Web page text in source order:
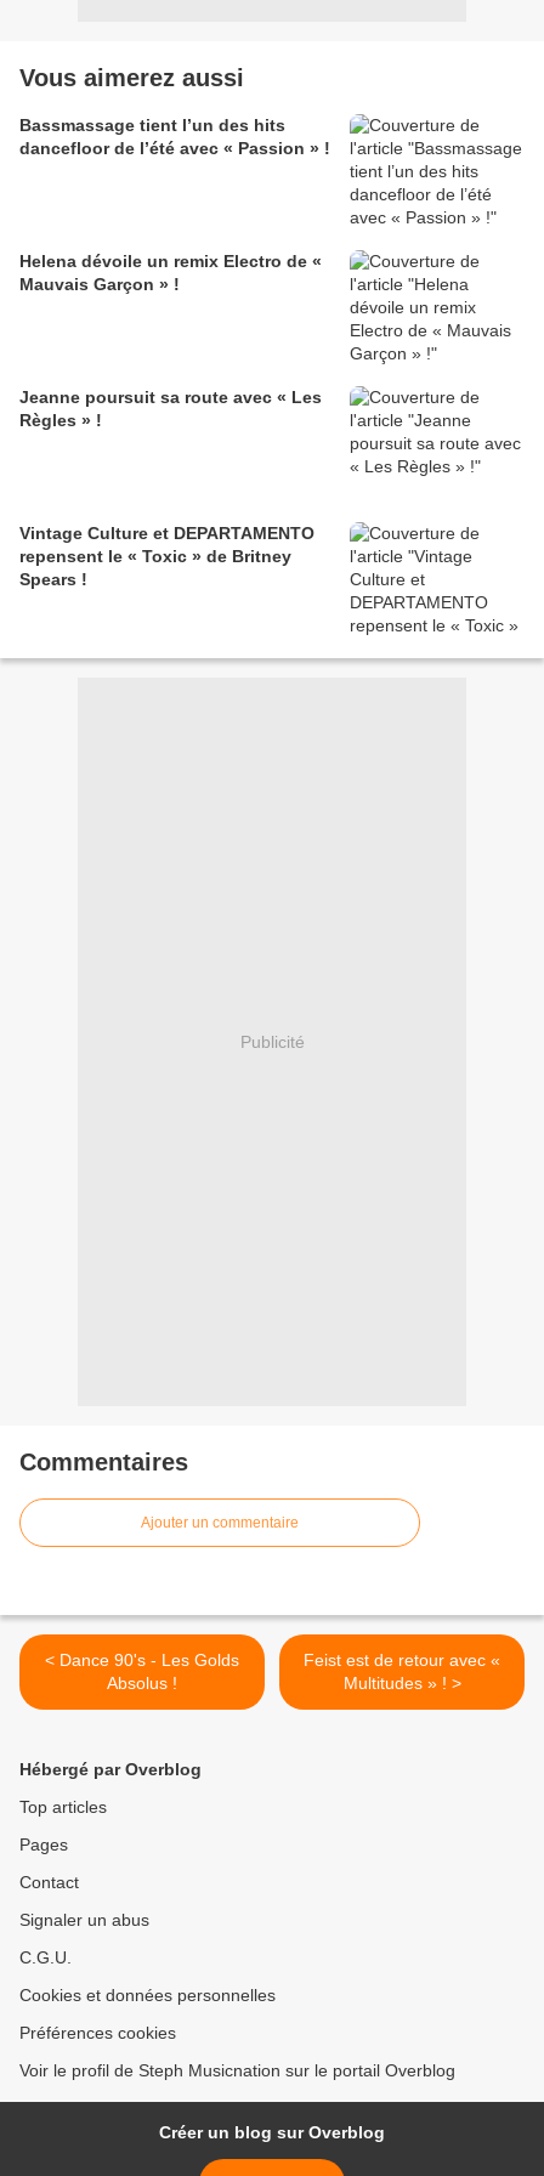
Vous aimerez aussi
Bassmassage tient l’un des hits
dancefloor de l’été avec « Passion » !
Helena dévoile un remix Electro de «
Mauvais Garçon » !
Jeanne poursuit sa route avec « Les
Règles » !
Vintage Culture et DEPARTAMENTO
repensent le « Toxic » de Britney
Spears !
Publicité
Commentaires
Ajouter un commentaire
< Dance 90's - Les Golds
Absolus !
Feist est de retour avec «
Multitudes » ! >
Hébergé par Overblog
Top articles
Pages
Contact
Signaler un abus
C.G.U.
Cookies et données personnelles
Préférences cookies
Voir le profil de Steph Musicnation sur le portail Overblog
Créer un blog sur Overblog